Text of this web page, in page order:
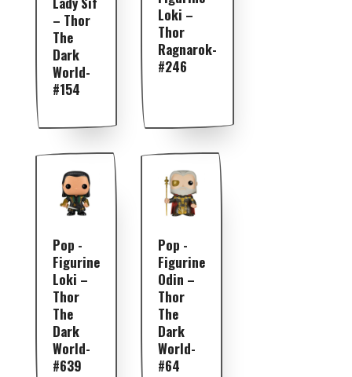
– Thor
The
Dark
World-
#154
Loki –
Thor
Ragnarok-
#246
Pop -
Figurine
Loki –
Thor
The
Dark
World-
#639
Pop -
Figurine
Odin –
Thor
The
Dark
World-
#64